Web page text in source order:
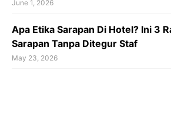
June 1, 2026
Apa Etika Sarapan Di Hotel? Ini 3
Sarapan Tanpa Ditegur Staf
May 23, 2026